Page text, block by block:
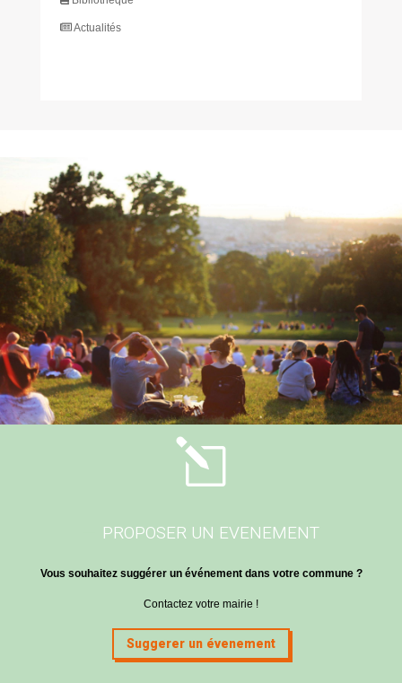
Actualités
l
PROPOSER UN EVENEMENT
Vous souhaitez suggérer un événement dans votre commune ?
Contactez votre mairie !
Suggerer un évenement